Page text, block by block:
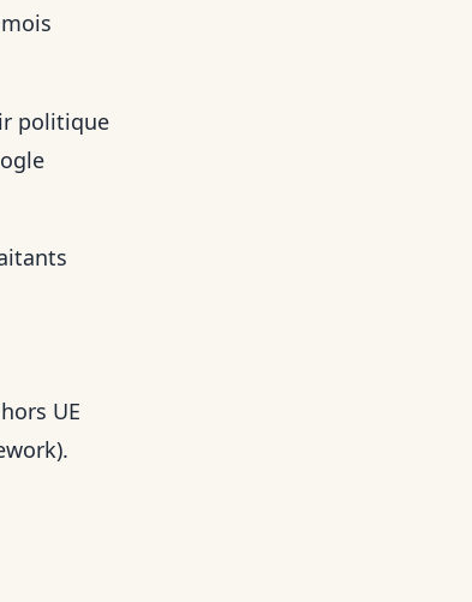
politique
UE